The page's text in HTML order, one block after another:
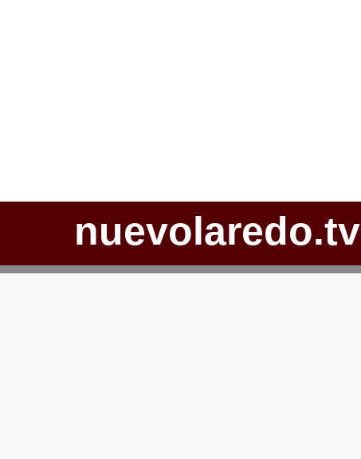
nuevolaredo.tv